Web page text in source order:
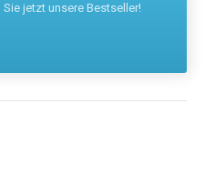
jetzt unsere Bestseller!